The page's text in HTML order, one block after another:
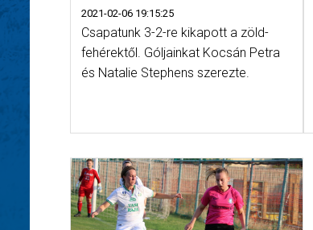
2021-02-06 19:15:25
Csapatunk 3-2-re kikapott a zöld-
fehérektől. Góljainkat Kocsán Petra
és Natalie Stephens szerezte.